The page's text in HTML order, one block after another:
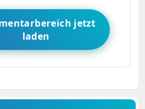
jetzt
laden